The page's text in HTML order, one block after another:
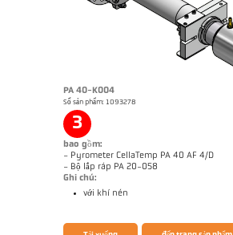
PA 40-K004
Số sản phẩm: 1093278
3
bao gồm:
- Pyrometer CellaTemp PA 40 AF 4/D
- Bộ lắp ráp PA 20-058
Ghi chú:
với khí nén